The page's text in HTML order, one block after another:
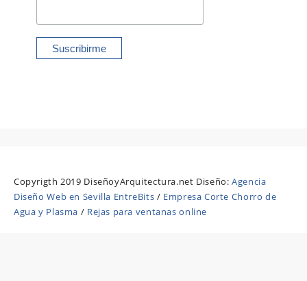
Copyrigth 2019 DiseñoyArquitectura.net Diseño:Agencia
Diseño Web en Sevilla EntreBits / Empresa Corte Chorro de
Agua y Plasma / Rejas para ventanas online